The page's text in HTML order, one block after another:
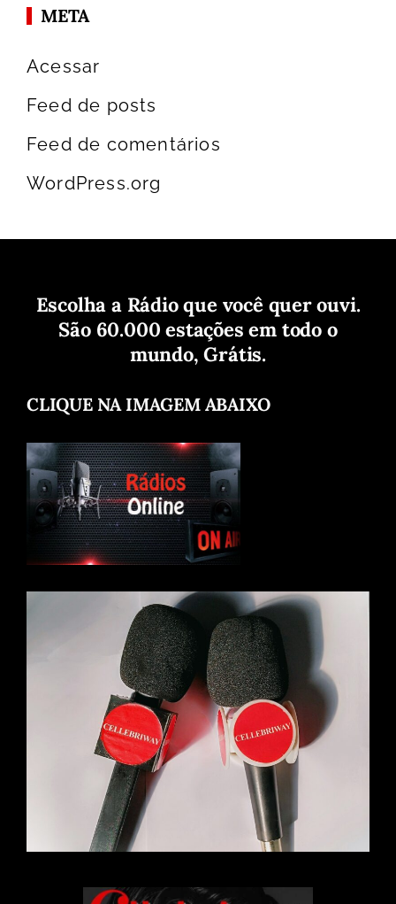
META
Acessar
Feed de posts
Feed de comentários
WordPress.org
Escolha a Rádio que você quer ouvi.
São 60.000 estações em todo o
mundo, Grátis.
CLIQUE NA IMAGEM ABAIXO